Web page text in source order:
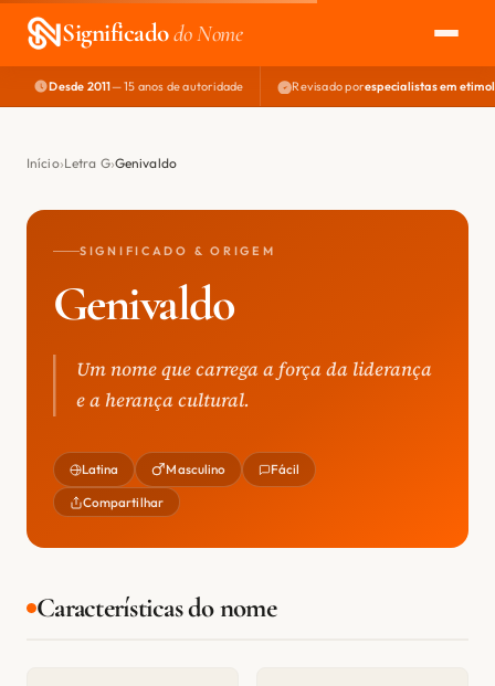
Significadodo Nome
EXPLORAR
NOME PERFEITO
Desde 2011— 15 anos de autoridade Revisado porespecialistas em
Início Letra G Genivaldo
SIGNIFICADO & ORIGEM
Genivaldo
Um nome que carrega a força da liderança
e a herança cultural.
Latina Masculino Fácil
Compartilhar
Características do nome